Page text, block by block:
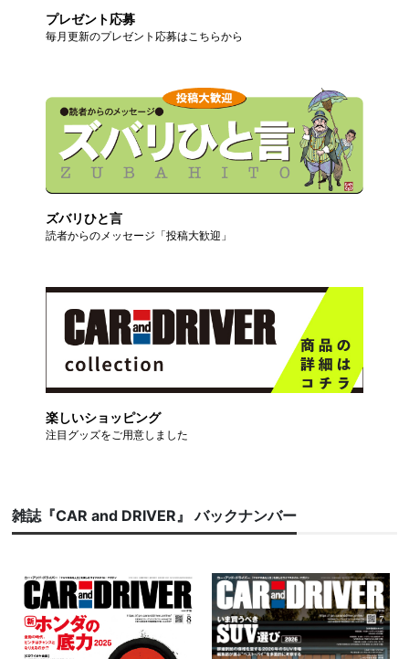
プレゼント応募
毎月更新のプレゼント応募はこちらから
ズバリひと言
読者からのメッセージ「投稿大歓迎」
楽しいショッピング
注目グッズをご用意しました
雑誌『CAR and DRIVER』 バックナンバー